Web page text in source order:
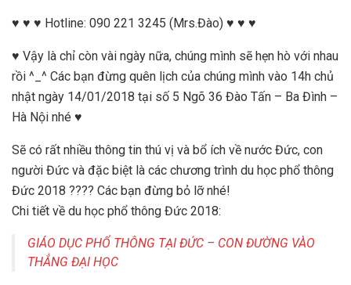
♥ ♥ ♥ Hotline: 090 221 3245 (Mrs.Đào) ♥ ♥ ♥
♥ Vậy là chỉ còn vài ngày nữa, chúng mình sẽ hẹn hò với nhau
rồi ^_^ Các bạn đừng quên lịch của chúng mình vào 14h chủ
nhật ngày 14/01/2018 tại số 5 Ngõ 36 Đào Tấn – Ba Đình –
Hà Nội nhé ♥
Sẽ có rất nhiều thông tin thú vị và bổ ích về nước Đức, con
người Đức và đặc biệt là các chương trình du học phổ thông
Đức 2018 ???? Các bạn đừng bỏ lỡ nhé!
Chi tiết về du học phổ thông Đức 2018:
GIÁO DỤC PHỔ THÔNG TẠI ĐỨC – CON ĐƯỜNG VÀO
THẲNG ĐẠI HỌC